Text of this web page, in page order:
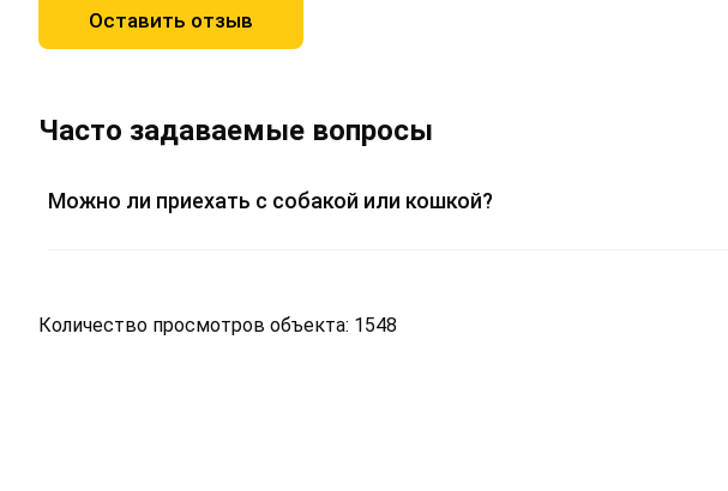
Оставить отзыв
Часто задаваемые вопросы
Можно ли приехать с собакой или кошкой?
Количество просмотров объекта: 1548